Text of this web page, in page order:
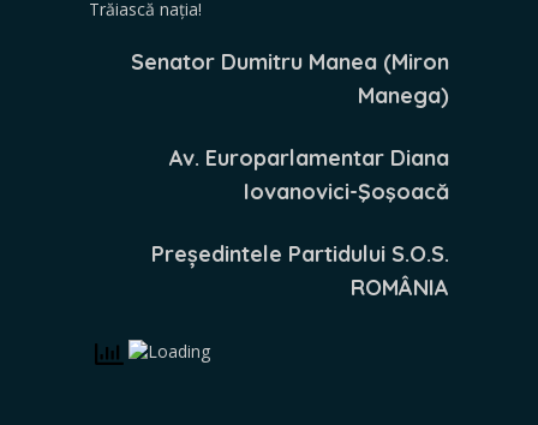
Trăiască nația!
Senator Dumitru Manea (Miron
Manega)
Av. Europarlamentar Diana
Iovanovici-Şoşoacă
Președintele Partidului S.O.S.
ROMÂNIA